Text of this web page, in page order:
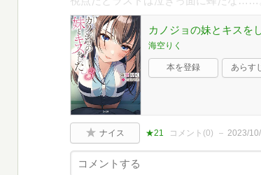
カノジョの妹とキスを
海空りく
本を登録 あらす
ナイス ★21 コメント(0) 2023/